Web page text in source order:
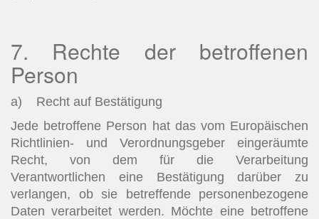
7. Rechte der betroffenen
Person
a) Recht auf Bestätigung
Jede betroffene Person hat das vom Europäischen
Richtlinien- und Verordnungsgeber eingeräumte
Recht, von dem für die Verarbeitung
Verantwortlichen eine Bestätigung darüber zu
verlangen, ob sie betreffende personenbezogene
Daten verarbeitet werden. Möchte eine betroffene